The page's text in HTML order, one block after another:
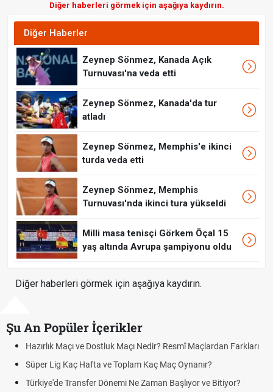
Diğer haberleri görmek için aşağıya kaydırın.
Diğer Haberler
Zeynep Sönmez, Kanada Açık
Turnuvası'na veda etti
Zeynep Sönmez, Kanada'da tur
atladı
Zeynep Sönmez, Memphis'e ikinci
turda veda etti
Zeynep Sönmez, Memphis
Turnuvası'nda ikinci tura yükseldi
Milli masa tenisçi Görkem Öçal 15
yaş altında Avrupa şampiyonu oldu
Diğer haberleri görmek için aşağıya kaydırın.
Şu An Popüler İçerikler
ve Dostluk Maçı Nedir? Resmî Maçlardan Farkları
Hafta ve Toplam Kaç Maç Oynanır?
Dönemi Ne Zaman Başlıyor ve Bitiyor?
Puan
Futbol Nasıl